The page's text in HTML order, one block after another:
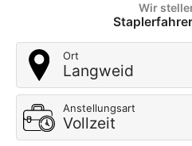
Wir
Ort
Langweid
Anstellungsart
Vollzeit